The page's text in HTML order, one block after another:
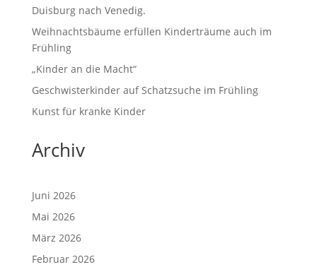
Duisburg nach Venedig.
Weihnachtsbäume erfüllen Kinderträume auch im
Frühling
„Kinder an die Macht“
Geschwisterkinder auf Schatzsuche im Frühling
Kunst für kranke Kinder
Archiv
Juni 2026
Mai 2026
März 2026
Februar 2026